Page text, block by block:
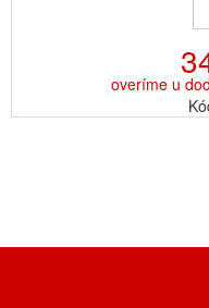
overíme u